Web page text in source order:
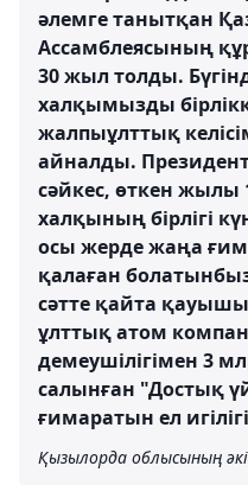
әлемге танытқан
Ассамблеясының
30 жыл толды.
халқымызды
жалпыұлттық
айналды.
сәйкес, өткен жылы
халқының бірлігі
осы жерде жаңа
қалаған
сәтте қайта
ұлттық атом
демеушілігімен 3
салынған "Достық
ғимаратын ел
Қызылорда облысының